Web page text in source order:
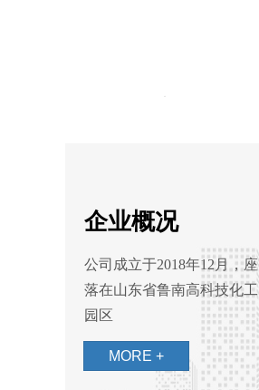
企业概况
公司成立于2018年12月，座
落在山东省鲁南高科技化工
园区
MORE +